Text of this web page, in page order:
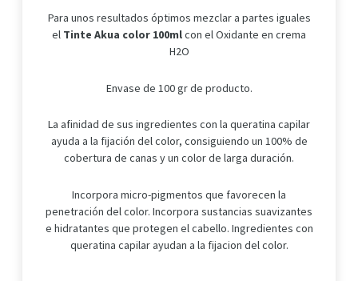
Para unos resultados óptimos mezclar a partes iguales
el Tinte Akua color 100mlcon el Oxidante en crema
H2O
Envase de 100 gr de producto.
La afinidad de sus ingredientes con la queratina capilar
ayuda a la fijación del color, consiguiendo un 100% de
cobertura de canas y un color de larga duración.
Incorpora micro-pigmentos que favorecen la
penetración del color. Incorpora sustancias suavizantes
e hidratantes que protegen el cabello. Ingredientes con
queratina capilar ayudan a la fijacion del color.